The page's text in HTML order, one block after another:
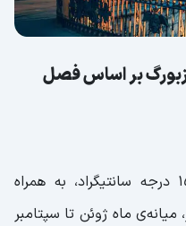
بر اساس فصل
دمای بالا با میانگین حدود ۱۵٫۶ درجه سانتیگراد، به همراه
ماه ژوئن تا سپتامبر